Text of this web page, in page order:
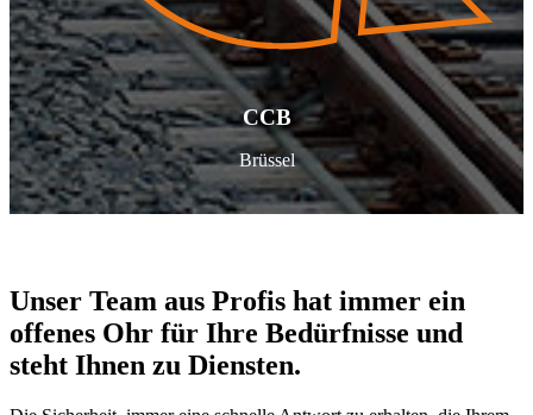
CCB
Brüssel
Unser Team aus Profis hat immer ein
offenes Ohr für Ihre Bedürfnisse und
steht Ihnen zu Diensten.